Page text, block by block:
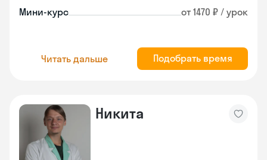
Мини-курс от 1470 ₽ / урок
Читать дальше Подобрать время
Никита